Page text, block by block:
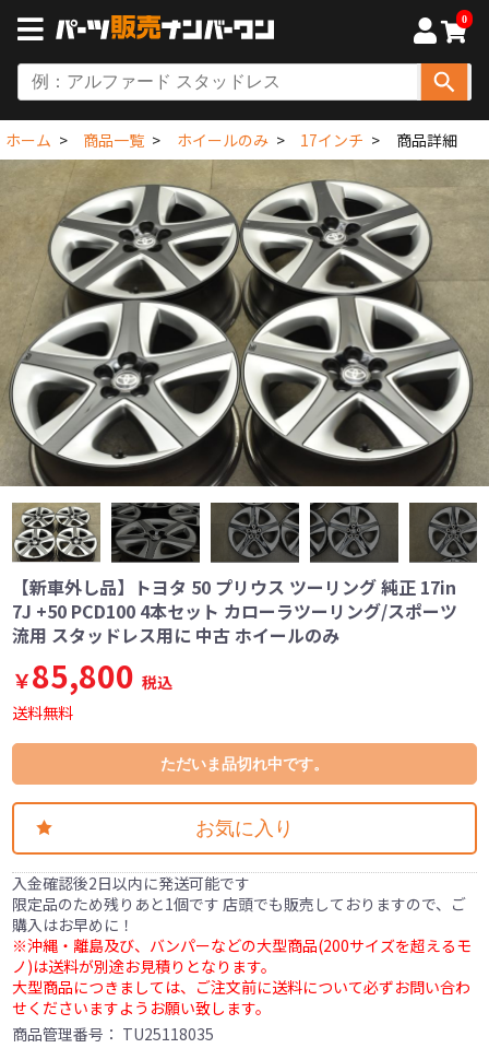
0
ホーム 商品一覧 ホイールのみ 17インチ 商品詳細
【新車外し品】トヨタ 50 プリウス ツーリング 純正 17in
7J +50 PCD100 4本セット カローラツーリング/スポーツ
流用 スタッドレス用に 中古 ホイールのみ
￥85,800 税込
送料無料
ただいま品切れ中です。
お気に入り
入金確認後2日以内に発送可能です
限定品のため残りあと1個です 店頭でも販売しておりますので、ご
購入はお早めに！
※沖縄・離島及び、バンパーなどの大型商品(200サイズを超えるモ
ノ)は送料が別途お見積りとなります。
大型商品につきましては、ご注文前に送料について必ずお問い合わ
せくださいますようお願い致します。
商品管理番号： TU25118035